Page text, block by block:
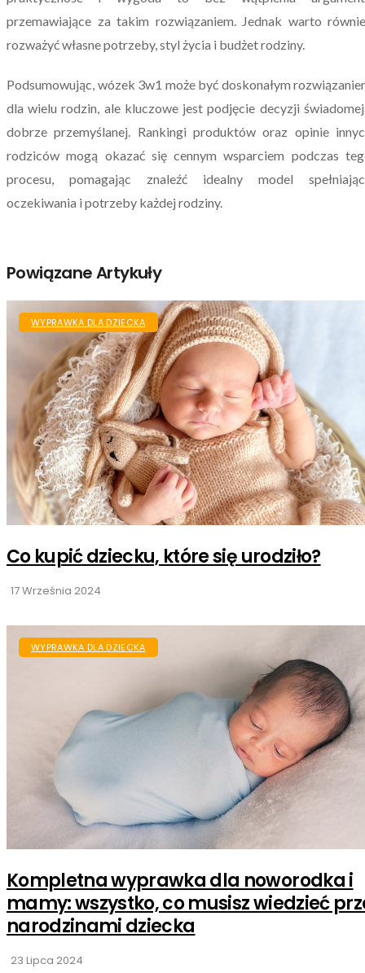
przemawiające za takim rozwiązaniem. Jednak warto
rozważyć własne potrzeby, styl życia i budżet rodziny.
Podsumowując, wózek 3w1 może być doskonałym
dla wielu rodzin, ale kluczowe jest podjęcie decyzji
dobrze przemyślanej. Rankingi produktów oraz opinie
rodziców mogą okazać się cennym wsparciem podczas
procesu, pomagając znaleźć idealny model
oczekiwania i potrzeby każdej rodziny.
Powiązane Artykuły
WYPRAWKA DLA DZIECKA
Co kupić dziecku, które się urodziło?
17 Września 2024
WYPRAWKA DLA DZIECKA
Kompletna wyprawka dla noworodka i
mamy: wszystko, co musisz wiedzieć
narodzinami dziecka
23 Lipca 2024